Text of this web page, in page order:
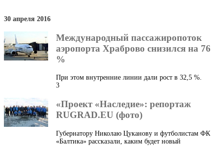
30 апреля 2016
Международный пассажиропоток
аэропорта Храброво снизился на 76
%
При этом внутренние линии дали рост в 32,5 %.
3
«Проект «Наследие»: репортаж
RUGRAD.EU (фото)
Губернатору Николаю Цуканову и футболистам ФК
«Балтика» рассказали, каким будет новый